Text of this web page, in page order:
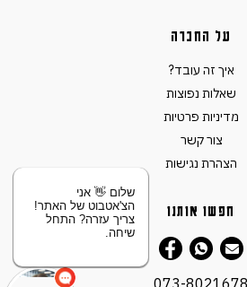
על החברה
איך זה עובד?
שאלות נפוצות
מדיניות פרטיות
צור קשר
הצהרת נגישות
חפשו אותנו
שלום 👋 אני
הצ'אטבוט של האתר!
צריך עזרה? התחל
שיחה.